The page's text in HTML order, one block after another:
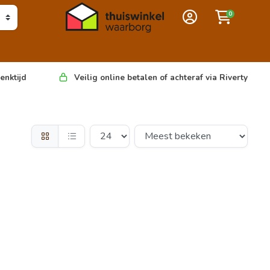
0
Veilig online betalen of achteraf via Riverty